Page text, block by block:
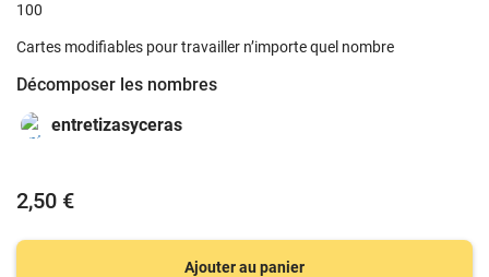
100
Cartes modifiables pour travailler n’importe quel nombre
Décomposer les nombres
entretizasyceras
2,50 €
Ajouter au panier